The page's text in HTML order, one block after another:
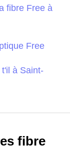
fibre Free à
Free
à Saint-
fibre